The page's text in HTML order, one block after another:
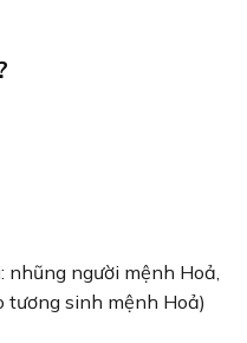
người mệnh Hoả,
tương sinh mệnh Hoả)